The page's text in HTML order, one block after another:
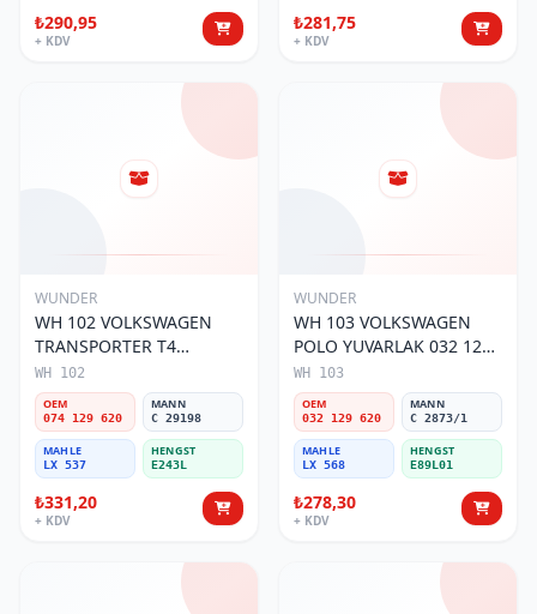
₺290,95
+ KDV
₺281,75
+ KDV
WUNDER
WH 102 VOLKSWAGEN
TRANSPORTER T4
(SÜNGERSiZ) 074 129 620
Hava Filtresi
WH 102
OEM
074 129 620
MANN
C 29198
MAHLE
LX 537
HENGST
E243L
₺331,20
+ KDV
WUNDER
WH 103 VOLKSWAGEN
POLO YUVARLAK 032 129
620 Hava Filtresi
WH 103
OEM
032 129 620
MANN
C 2873/1
MAHLE
LX 568
HENGST
E89L01
₺278,30
+ KDV